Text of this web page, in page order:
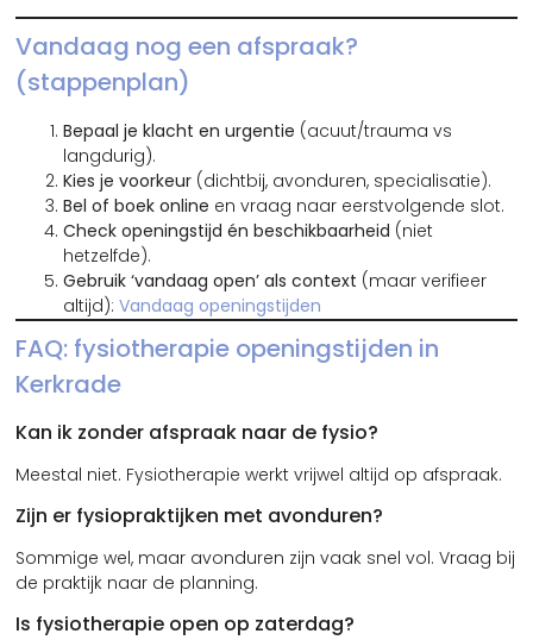
Vandaag nog een afspraak?
(stappenplan)
Bepaal je klacht en urgentie (acuut/trauma vs
langdurig).
Kies je voorkeur (dichtbij, avonduren, specialisatie).
Bel of boek online en vraag naar eerstvolgende slot.
Check openingstijd én beschikbaarheid (niet
hetzelfde).
Gebruik ‘vandaag open’ als context (maar verifieer
altijd):Vandaag openingstijden
FAQ: fysiotherapie openingstijden in
Kerkrade
Kan ik zonder afspraak naar de fysio?
Meestal niet. Fysiotherapie werkt vrijwel altijd op afspraak.
Zijn er fysiopraktijken met avonduren?
Sommige wel, maar avonduren zijn vaak snel vol. Vraag bij
de praktijk naar de planning.
Is fysiotherapie open op zaterdag?